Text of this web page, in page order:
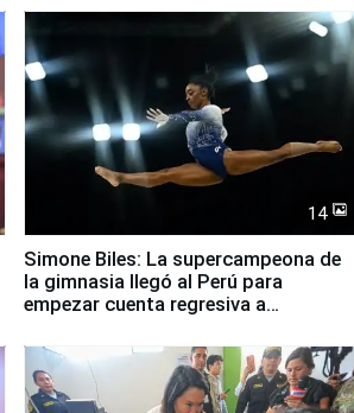
14
Simone Biles: La supercampeona de
la gimnasia llegó al Perú para
empezar cuenta regresiva a